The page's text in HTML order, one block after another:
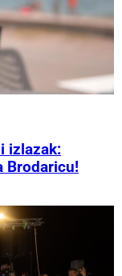
izlazak:
Brodaricu!